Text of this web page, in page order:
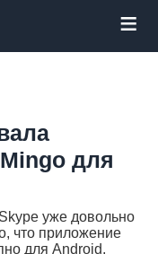
≡
для
уже довольно
что приложение
для Android,